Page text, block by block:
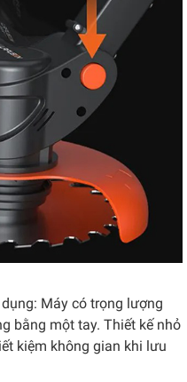
Máy có trọng lượng
bằng một tay. Thiết kế nhỏ
kiệm không gian khi lưu